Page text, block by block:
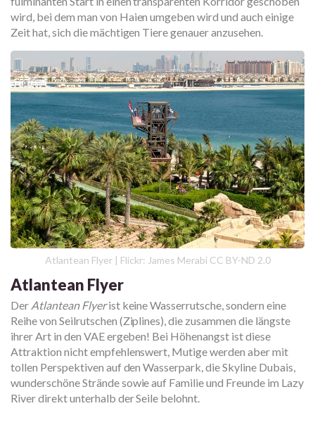
wird, bei dem man von Haien umgeben wird und auch einige
Zeit hat, sich die mächtigen Tiere genauer anzusehen.
Atlantean Flyer | Flickr: James Merabi CC BY-ND 2.0
Atlantean Flyer
Der Atlantean Flyerist keine Wasserrutsche, sondern eine
Reihe von Seilrutschen (Ziplines), die zusammen die längste
ihrer Art in den VAE ergeben! Bei Höhenangst ist diese
Attraktion nicht empfehlenswert, Mutige werden aber mit
tollen Perspektiven auf den Wasserpark, die Skyline Dubais,
wunderschöne Strände sowie auf Familie und Freunde im Lazy
River direkt unterhalb der Seile belohnt.